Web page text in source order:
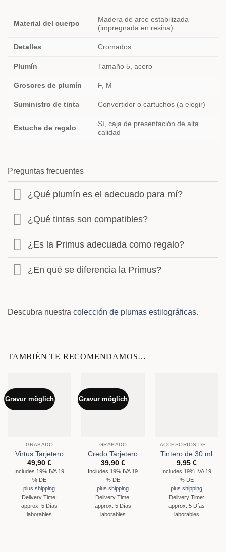
Material del cuerpo
Madera de arce estabilizada
(impregnada en resina)
Detalles Cromados
Plumín Tamaño 5, acero
Grosores de plumín F, M
Suministro de tinta Convertidor o cartuchos (a elegir)
Estuche de regalo
Sí, caja de presentación de alta
calidad
Preguntas frecuentes
¿Qué plumín es el adecuado para mí?
¿Qué tintas son compatibles?
¿Es la Primus adecuada como regalo?
¿En qué se diferencia la Primus?
Descubra nuestra colección de plumas estilográficas.
TAMBIÉN TE RECOMENDAMOS…
Gravur möglich
GRABADO
Virtus Tarjetero
49,90 €
Includes 19% IVA 19
% DE
plusshipping
Delivery Time:
approx. 5 Días
laborables
Gravur möglich
GRABADO
Credo Tarjetero
39,90 €
Includes 19% IVA 19
% DE
plusshipping
Delivery Time:
approx. 5 Días
laborables
ACCESORIOS DE PAPELERÍA
Tintero de 30 ml
9,95 €
Includes 19% IVA 19
% DE
plusshipping
Delivery Time:
approx. 5 Días
laborables